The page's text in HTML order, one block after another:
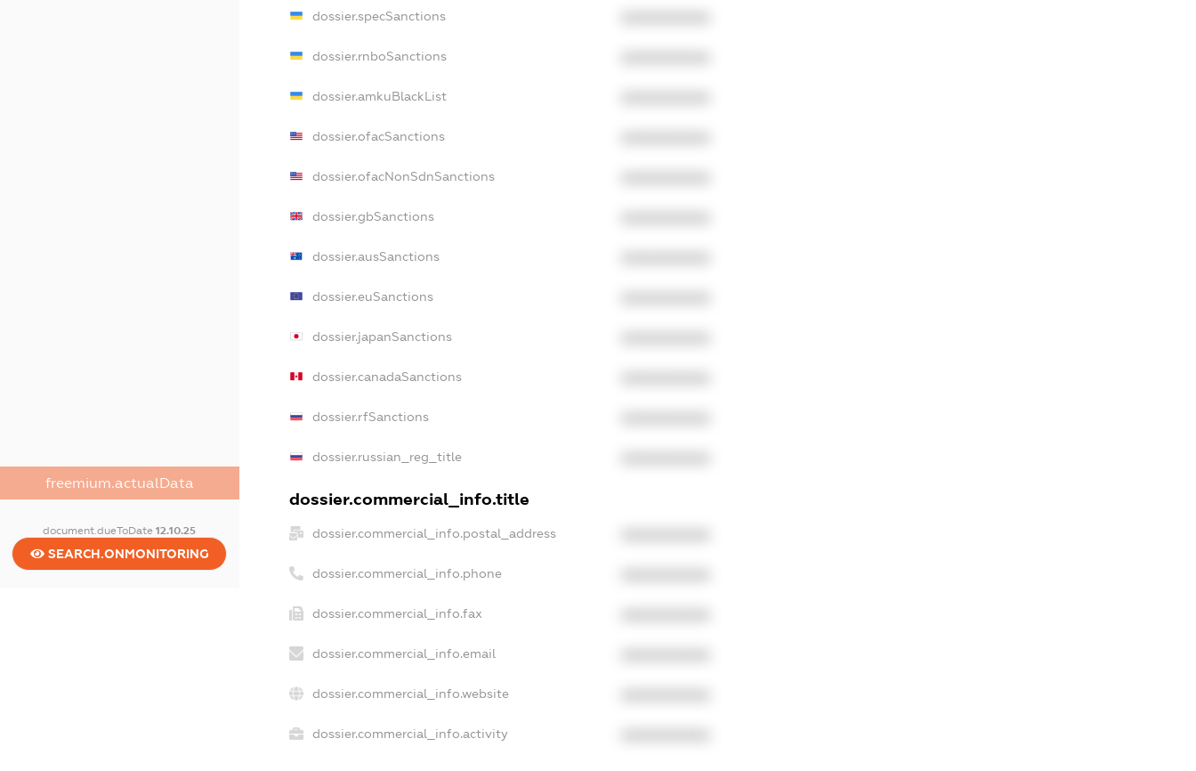
freemium.actualData
document.dueToDate12.10.25
SEARCH.ONMONITORING
dossier.specSanctions
dossier.rnboSanctions
dossier.amkuBlackList
dossier.ofacSanctions
dossier.ofacNonSdnSanctions
dossier.gbSanctions
dossier.ausSanctions
dossier.euSanctions
dossier.japanSanctions
dossier.canadaSanctions
dossier.rfSanctions
dossier.russian_reg_title
dossier.commercial_info.title
dossier.commercial_info.postal_address
dossier.commercial_info.phone
dossier.commercial_info.fax
dossier.commercial_info.email
dossier.commercial_info.website
dossier.commercial_info.activity